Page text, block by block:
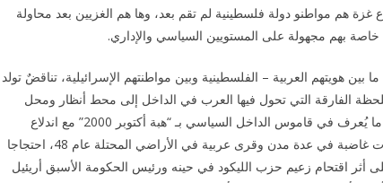
وقطاع غزة هم مواطنو دولة فلسطينية لم تقم بعد، وها هم الغزيين بعد محاولة
بهم مجهولة على المستويين السياسي والإداري.
عام 48 لثنائية متناقضة ما بين هويتهم العربية – الفلسطينية وبين مواطنتهم الإسرائيلية، تناقضٌ تولد
غير أن اللحظة الفارقة التي تحول فيها العرب في الداخل إلى محط أنظار ومحل
سؤال لدى باقي الفلسطينيين والعرب عموما، كانت مع ما يُعرف في قاموس الداخل السياسي بـ “هبة أكتوبر 2000” مع اندلاع
الانتفاضة الثانية “انتفاضة الأقصى” حين خرجت مظاهرات غاضبة في عدة مدن وقرى عربية في الأراضي المحتلة عام 48، احتجاجا
أثر اقتحام زعيم حزب الليكود في حينه ورئيس الحكومة الأسبق أريئيل